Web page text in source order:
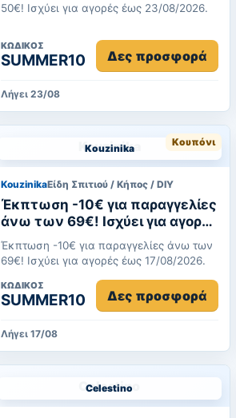
50€! Ισχύει για αγορές έως 23/08/2026.
ΚΩΔΙΚΌΣ
SUMMER10 Δες προσφορά
Λήγει 23/08
Kouzinika
Κουπόνι
KouzinikaΕίδη Σπιτιού / Κήπος / DIY
Έκπτωση -10€ για παραγγελίες
άνω των 69€! Ισχύει για αγορές
έως 17/08/2026.
Έκπτωση -10€ για παραγγελίες άνω των
69€! Ισχύει για αγορές έως 17/08/2026.
ΚΩΔΙΚΌΣ
SUMMER10 Δες προσφορά
Λήγει 17/08
Celestino